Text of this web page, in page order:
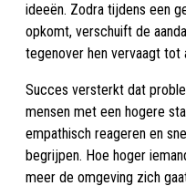
ideeën. Zodra tijdens een
opkomt, verschuift de
tegenover hen vervaagt tot
Succes versterkt dat
mensen met een hogere
empathisch reageren en
begrijpen. Hoe hoger
meer de omgeving zich